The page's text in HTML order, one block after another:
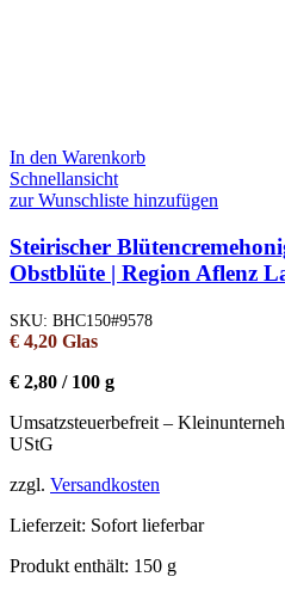
In den Warenkorb
Schnellansicht
zur Wunschliste hinzufügen
Steirischer
Obstblüte | Region Aflenz
SKU: BHC150#9578
€ 4,20 Glas
€ 2,80 / 100 g
Umsatzsteuerbefreit –
UStG
zzgl. Versandkosten
Lieferzeit: Sofort lieferbar
Produkt enthält: 150 g